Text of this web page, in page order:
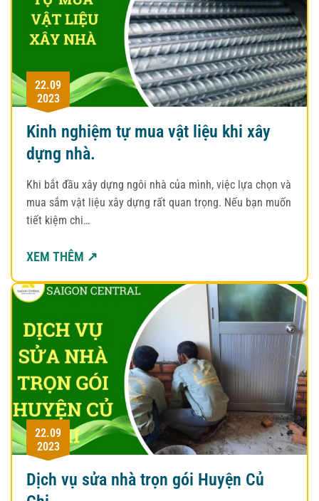
22.09
2023
Kinh nghiệm tự mua vật liệu khi xây
dựng nhà.
Khi bắt đầu xây dựng ngôi nhà của mình, việc lựa chọn và
mua sắm vật liệu xây dựng rất quan trọng. Nếu bạn muốn
tiết kiệm chi…
XEM THÊM ↗
22.09
2023
Dịch vụ sửa nhà trọn gói Huyện Củ